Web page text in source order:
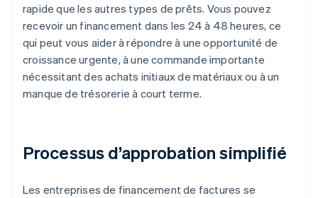
rapide que les autres types de prêts. Vous pouvez
recevoir un financement dans les 24 à 48 heures, ce
qui peut vous aider à répondre à une opportunité de
croissance urgente, à une commande importante
nécessitant des achats initiaux de matériaux ou à un
manque de trésorerie à court terme.
Processus d’approbation simplifié
Les entreprises de financement de factures se